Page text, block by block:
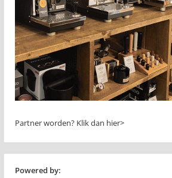
Partner worden? Klik dan hier>
Powered by: